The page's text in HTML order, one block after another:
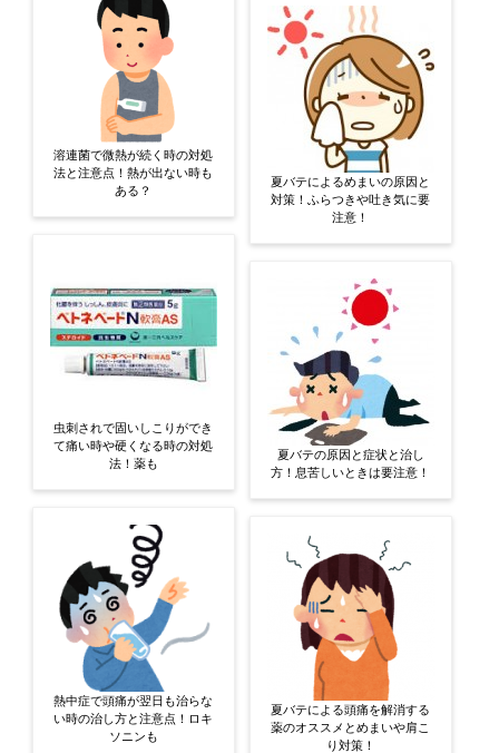
溶連菌で微熱が続く時の対処
法と注意点！熱が出ない時も
ある？
虫刺されで固いしこりができ
て痛い時や硬くなる時の対処
法！薬も
熱中症で頭痛が翌日も治らな
い時の治し方と注意点！ロキ
ソニンも
夏バテによるめまいの原因と
対策！ふらつきや吐き気に要
注意！
夏バテの原因と症状と治し
方！息苦しいときは要注意！
夏バテによる頭痛を解消する
薬のオススメとめまいや肩こ
り対策！